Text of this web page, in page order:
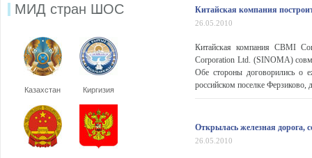
МИД стран ШОС
Казахстан Киргизия
Китайская компания
26.05.2010
Китайская компания CBMI
Corporation Ltd. (SINOMA)
Обе стороны договорились о
российском поселке Ферзиково,
Открылась железная дорога,
26.05.2010